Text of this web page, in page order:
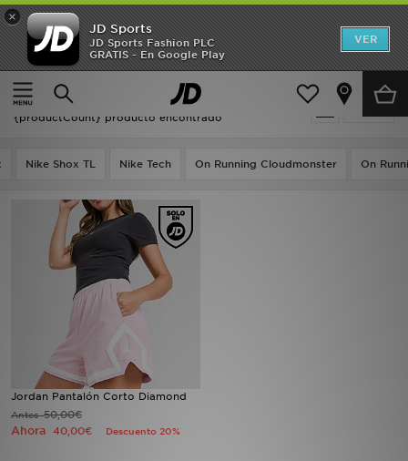
×
JD Sports
JD Sports Fashion PLC
GRATIS - En Google Play
VER
Página principal
Mujer
Mujer - Jordan Diamond
{productCount} producto encontrado
Nike Shox TL Nike Tech On Running Cloudmonster On
Jordan Pantalón Corto Diamond
Antes50,00€
Ahora 40,00€ Descuento 20%
Hombre
Mujer
Niños
Ver Marcas
Deportes & Fitness
JD Fútbol
Ofertas